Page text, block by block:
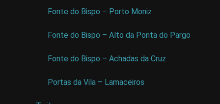
Fonte do Bispo – Porto Moniz
Fonte do Bispo – Alto da Ponta do Pargo
Fonte do Bispo – Achadas da Cruz
Portas da Vila – Lamaceiros